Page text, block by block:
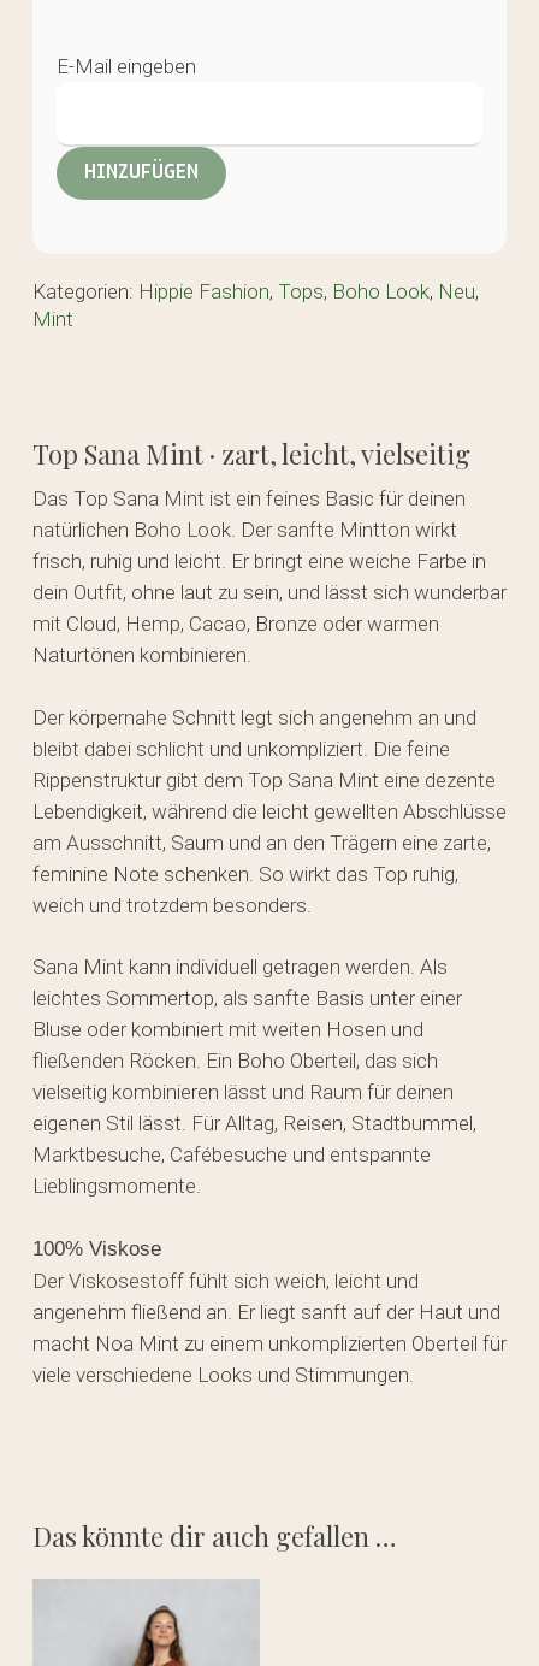
E-Mail eingeben
Kategorien: Hippie Fashion, Tops, Boho Look, Neu,
Mint
Top Sana Mint · zart, leicht, vielseitig
Das Top Sana Mint ist ein feines Basic für deinen
natürlichen Boho Look. Der sanfte Mintton wirkt
frisch, ruhig und leicht. Er bringt eine weiche Farbe in
dein Outfit, ohne laut zu sein, und lässt sich wunderbar
mit Cloud, Hemp, Cacao, Bronze oder warmen
Naturtönen kombinieren.
Der körpernahe Schnitt legt sich angenehm an und
bleibt dabei schlicht und unkompliziert. Die feine
Rippenstruktur gibt dem Top Sana Mint eine dezente
Lebendigkeit, während die leicht gewellten Abschlüsse
am Ausschnitt, Saum und an den Trägern eine zarte,
feminine Note schenken. So wirkt das Top ruhig,
weich und trotzdem besonders.
Sana Mint kann individuell getragen werden. Als
leichtes Sommertop, als sanfte Basis unter einer
Bluse oder kombiniert mit weiten Hosen und
fließenden Röcken. Ein Boho Oberteil, das sich
vielseitig kombinieren lässt und Raum für deinen
eigenen Stil lässt. Für Alltag, Reisen, Stadtbummel,
Marktbesuche, Cafébesuche und entspannte
Lieblingsmomente.
100% Viskose
Der Viskosestoff fühlt sich weich, leicht und
angenehm fließend an. Er liegt sanft auf der Haut und
macht Noa Mint zu einem unkomplizierten Oberteil für
viele verschiedene Looks und Stimmungen.
Das könnte dir auch gefallen …